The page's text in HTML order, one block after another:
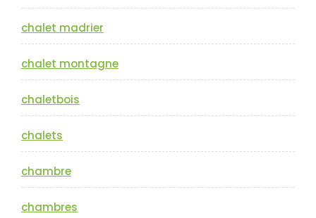
chalet madrier
chalet montagne
chaletbois
chalets
chambre
chambres